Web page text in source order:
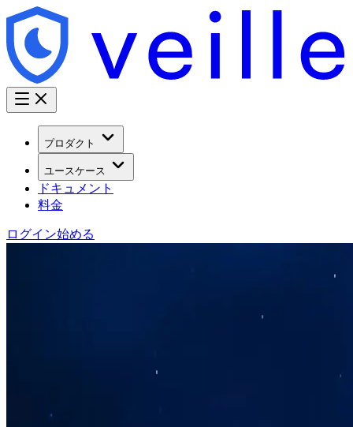
プロダクト
ユースケース
ドキュメント
料金
ログイン始める